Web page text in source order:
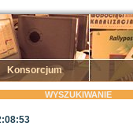
Konsorcjum
WYSZUKIWANIE